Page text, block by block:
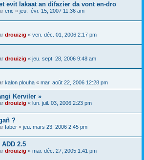
evit lakaat an difazier da vont en-dro
eric « jeu. févr. 15, 2007 11:36 am
drouizig « ven. déc. 01, 2006 2:17 pm
drouizig « jeu. sept. 28, 2006 9:48 am
kalon plouha « mar. août 22, 2006 12:28 pm
Kerviler »
drouizig « lun. juil. 03, 2006 2:23 pm
?
faber « jeu. mars 23, 2006 2:45 pm
2.5
drouizig « mar. déc. 27, 2005 1:41 pm